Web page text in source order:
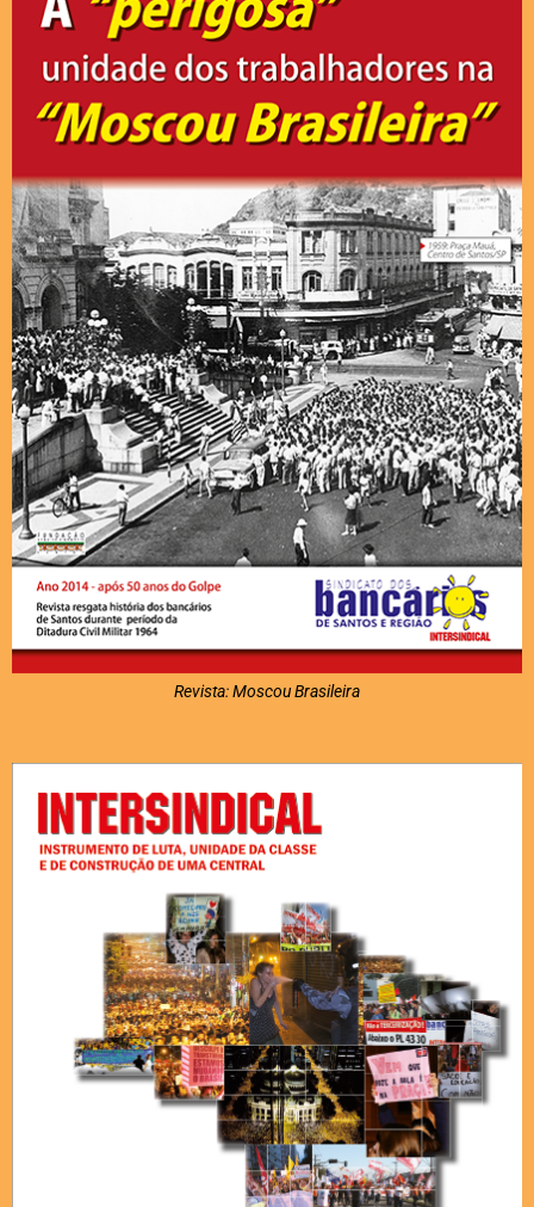
Revista: Moscou Brasileira